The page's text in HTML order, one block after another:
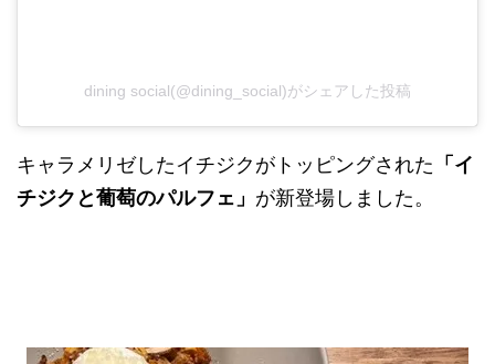
dining social(@dining_social)がシェアした投稿
キャラメリゼしたイチジクがトッピングされた 「イ
チジクと葡萄のパルフェ」 が新登場しました。